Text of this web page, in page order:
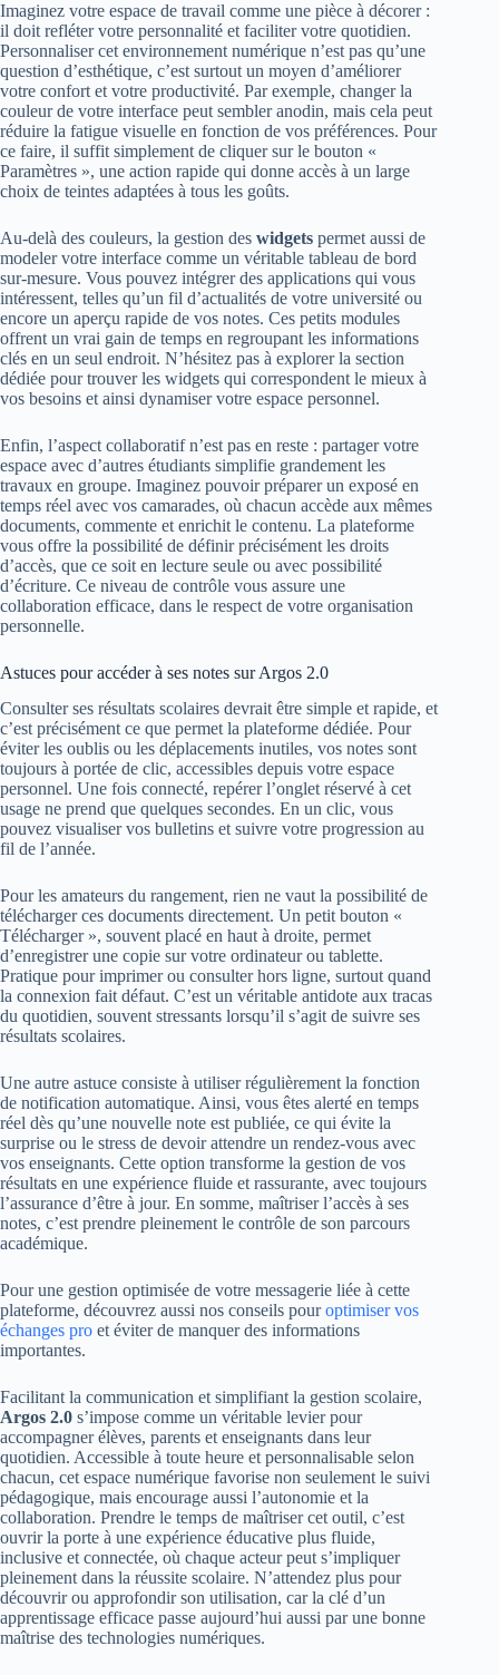
Imaginez votre espace de travail comme une pièce à décorer :
il doit refléter votre personnalité et faciliter votre quotidien.
Personnaliser cet environnement numérique n’est pas qu’une
question d’esthétique, c’est surtout un moyen d’améliorer
votre confort et votre productivité. Par exemple, changer la
couleur de votre interface peut sembler anodin, mais cela peut
réduire la fatigue visuelle en fonction de vos préférences. Pour
ce faire, il suffit simplement de cliquer sur le bouton «
Paramètres », une action rapide qui donne accès à un large
choix de teintes adaptées à tous les goûts.
Au-delà des couleurs, la gestion des widgets permet aussi de
modeler votre interface comme un véritable tableau de bord
sur-mesure. Vous pouvez intégrer des applications qui vous
intéressent, telles qu’un fil d’actualités de votre université ou
encore un aperçu rapide de vos notes. Ces petits modules
offrent un vrai gain de temps en regroupant les informations
clés en un seul endroit. N’hésitez pas à explorer la section
dédiée pour trouver les widgets qui correspondent le mieux à
vos besoins et ainsi dynamiser votre espace personnel.
Enfin, l’aspect collaboratif n’est pas en reste : partager votre
espace avec d’autres étudiants simplifie grandement les
travaux en groupe. Imaginez pouvoir préparer un exposé en
temps réel avec vos camarades, où chacun accède aux mêmes
documents, commente et enrichit le contenu. La plateforme
vous offre la possibilité de définir précisément les droits
d’accès, que ce soit en lecture seule ou avec possibilité
d’écriture. Ce niveau de contrôle vous assure une
collaboration efficace, dans le respect de votre organisation
personnelle.
Astuces pour accéder à ses notes sur Argos 2.0
Consulter ses résultats scolaires devrait être simple et rapide, et
c’est précisément ce que permet la plateforme dédiée. Pour
éviter les oublis ou les déplacements inutiles, vos notes sont
toujours à portée de clic, accessibles depuis votre espace
personnel. Une fois connecté, repérer l’onglet réservé à cet
usage ne prend que quelques secondes. En un clic, vous
pouvez visualiser vos bulletins et suivre votre progression au
fil de l’année.
Pour les amateurs du rangement, rien ne vaut la possibilité de
télécharger ces documents directement. Un petit bouton «
Télécharger », souvent placé en haut à droite, permet
d’enregistrer une copie sur votre ordinateur ou tablette.
Pratique pour imprimer ou consulter hors ligne, surtout quand
la connexion fait défaut. C’est un véritable antidote aux tracas
du quotidien, souvent stressants lorsqu’il s’agit de suivre ses
résultats scolaires.
Une autre astuce consiste à utiliser régulièrement la fonction
de notification automatique. Ainsi, vous êtes alerté en temps
réel dès qu’une nouvelle note est publiée, ce qui évite la
surprise ou le stress de devoir attendre un rendez-vous avec
vos enseignants. Cette option transforme la gestion de vos
résultats en une expérience fluide et rassurante, avec toujours
l’assurance d’être à jour. En somme, maîtriser l’accès à ses
notes, c’est prendre pleinement le contrôle de son parcours
académique.
Pour une gestion optimisée de votre messagerie liée à cette
plateforme, découvrez aussi nos conseils pouroptimiser vos
échanges pro et éviter de manquer des informations
importantes.
Facilitant la communication et simplifiant la gestion scolaire,
Argos 2.0 s’impose comme un véritable levier pour
accompagner élèves, parents et enseignants dans leur
quotidien. Accessible à toute heure et personnalisable selon
chacun, cet espace numérique favorise non seulement le suivi
pédagogique, mais encourage aussi l’autonomie et la
collaboration. Prendre le temps de maîtriser cet outil, c’est
ouvrir la porte à une expérience éducative plus fluide,
inclusive et connectée, où chaque acteur peut s’impliquer
pleinement dans la réussite scolaire. N’attendez plus pour
découvrir ou approfondir son utilisation, car la clé d’un
apprentissage efficace passe aujourd’hui aussi par une bonne
maîtrise des technologies numériques.